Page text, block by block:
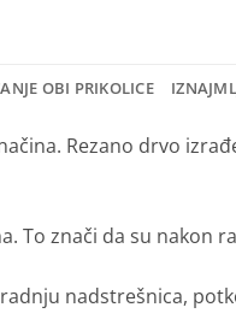
OBI PRIKOLICE
Rezano drvo
To znači da su nakon
nadstrešnica,